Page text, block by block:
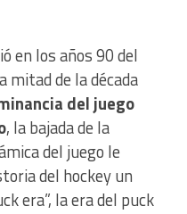
en los años 90 del
mitad de la década
del juego
, la bajada de la
del juego le
del hockey un
era”, la era del puck